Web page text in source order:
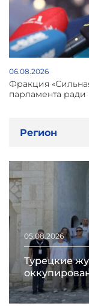
06.08.2026
Фракция
парламента
Регион
05.08.2026
Турецкие